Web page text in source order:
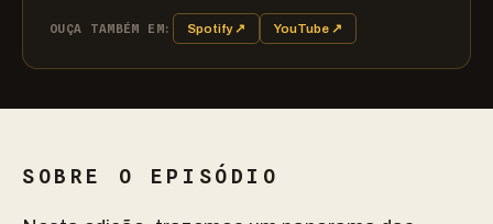
OUÇA TAMBÉM EM: Spotify ↗ YouTube ↗
SOBRE O EPISÓDIO